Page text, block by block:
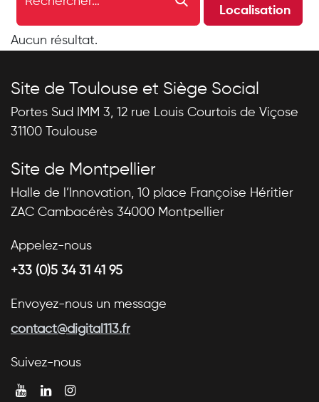
Localisation
Aucun résultat.
Site de Toulouse et Siège Social
Portes Sud IMM 3, 12 rue Louis Courtois de Viçose
31100 Toulouse
Site de Montpellier
Halle de l’Innovation, 10 place Françoise Héritier
ZAC Cambacérès 34000 Montpellier
Appelez-nous
+33 (0)5 34 31 41 95
Envoyez-nous un message
contact@digital113.fr
Suivez-nous